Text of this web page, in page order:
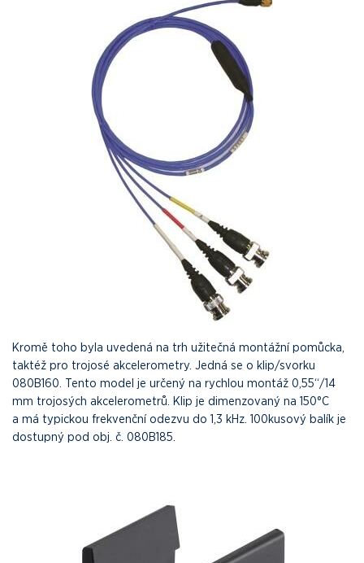
Kromě toho byla uvedená na trh užitečná montážní pomůcka,
taktéž pro trojosé akcelerometry. Jedná se o klip/svorku
080B160. Tento model je určený na rychlou montáž 0,55“/14
mm trojosých akcelerometrů. Klip je dimenzovaný na 150°C
a má typickou frekvenční odezvu do 1,3 kHz. 100kusový balík je
dostupný pod obj. č. 080B185.